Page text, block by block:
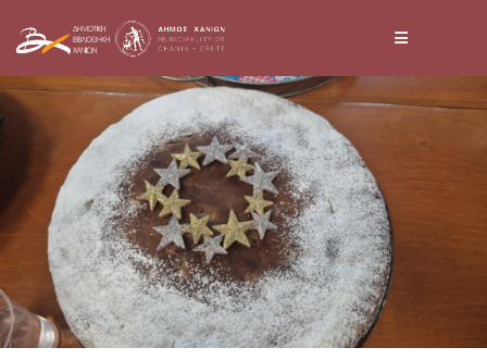
to
content